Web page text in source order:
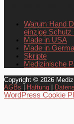
Warum Hand
einzige Schutz
Made in USA
Made in
Skripte
Medizinische
Copyright © 2026
AGBs | Haftung |
WordPress Cookie